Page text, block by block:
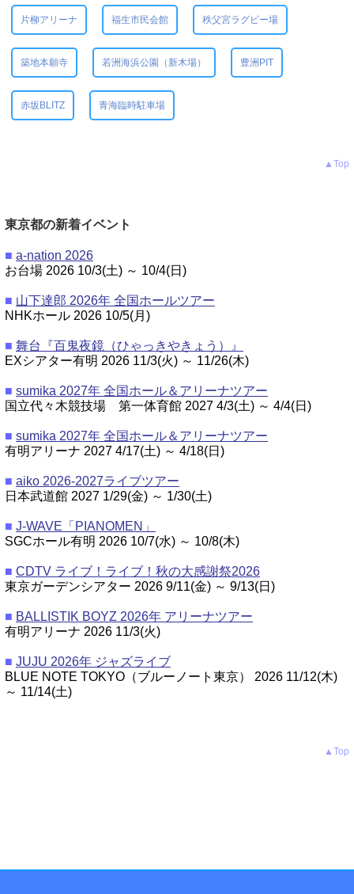
片柳アリーナ 福生市民会館 秩父宮ラグビー場
築地本願寺 若洲海浜公園（新木場） 豊洲PIT
赤坂BLITZ 青海臨時駐車場
▲Top
東京都の新着イベント
■ a-nation 2026
お台場 2026 10/3(土) ～ 10/4(日)
■ 山下達郎 2026年 全国ホールツアー
NHKホール 2026 10/5(月)
■ 舞台『百鬼夜鏡（ひゃっきやきょう）』
EXシアター有明 2026 11/3(火) ～ 11/26(木)
■ sumika 2027年 全国ホール＆アリーナツアー
国立代々木競技場 第一体育館 2027 4/3(土) ～ 4/4(日)
■ sumika 2027年 全国ホール＆アリーナツアー
有明アリーナ 2027 4/17(土) ～ 4/18(日)
■ aiko 2026-2027ライブツアー
日本武道館 2027 1/29(金) ～ 1/30(土)
■ J-WAVE「PIANOMEN」
SGCホール有明 2026 10/7(水) ～ 10/8(木)
■ CDTV ライブ！ライブ！秋の大感謝祭2026
東京ガーデンシアター 2026 9/11(金) ～ 9/13(日)
■ BALLISTIK BOYZ 2026年 アリーナツアー
有明アリーナ 2026 11/3(火)
■ JUJU 2026年 ジャズライブ
BLUE NOTE TOKYO（ブルーノート東京） 2026 11/12(木)
～ 11/14(土)
▲Top